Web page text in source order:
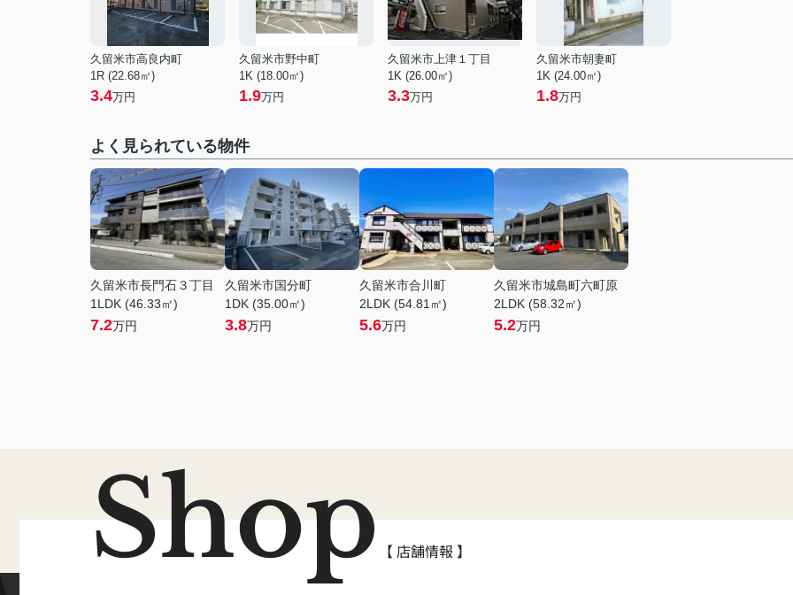
久留米市高良内町
1R (22.68㎡)
3.4万円
久留米市野中町
1K (18.00㎡)
1.9万円
久留米市上津１丁目
1K (26.00㎡)
3.3万円
久留米市朝妻町
1K (24.00㎡)
1.8万円
よく見られている物件
久留米市長門石３丁目
1LDK (46.33㎡)
7.2万円
久留米市国分町
1DK (35.00㎡)
3.8万円
久留米市合川町
2LDK (54.81㎡)
5.6万円
久留米市城島町六町原
2LDK (58.32㎡)
5.2万円
Shop 【 店舗情報 】